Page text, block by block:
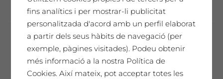
Cristina Mejías
65,00€
fins analítics i per mostrar-li publicitat
personalitzada d'acord amb un perfil elaborat
a partir dels seus hàbits de navegació (per
exemple, pàgines visitades). Podeu obtenir
més informació a la nostra Política de
Cookies. Així mateix, pot acceptar totes les